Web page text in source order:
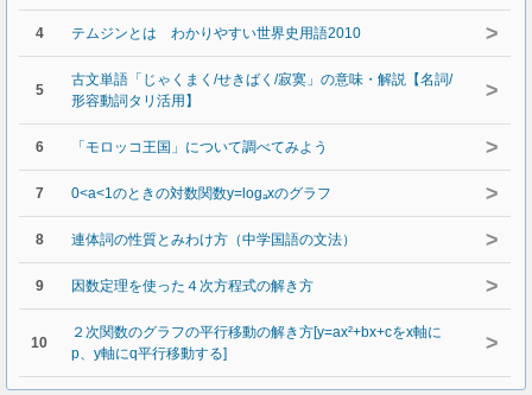
4 テムジンとは わかりやすい世界史用語2010 >
5
古文単語「じゃくまく/せきばく/寂寞」の意味・解説【名詞/
形容動詞タリ活用】
>
6 「モロッコ王国」について調べてみよう >
7 0<a<1のときの対数関数y=logₐxのグラフ >
8 連体詞の性質とみわけ方（中学国語の文法） >
9 因数定理を使った４次方程式の解き方 >
10
２次関数のグラフの平行移動の解き方[y=ax²+bx+cをx軸に
p、y軸にq平行移動する]
>